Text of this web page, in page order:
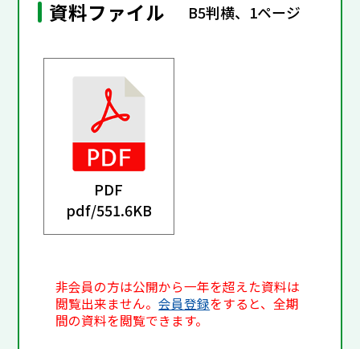
資料ファイル B5判横、1ページ
PDF
pdf/551.6KB
非会員の方は公開から一年を超えた資料は
閲覧出来ません。会員登録をすると、全期
間の資料を閲覧できます。